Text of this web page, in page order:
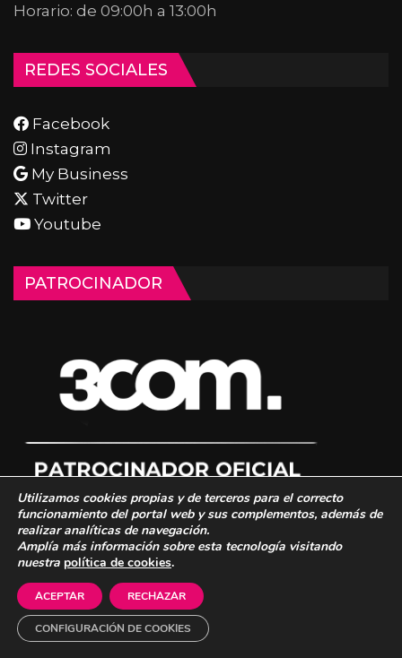
Horario: de 09:00h a 13:00h
REDES SOCIALES
Facebook
Instagram
My Business
Twitter
Youtube
PATROCINADOR
© 2026 - 3COM Squad. Todos los derechos reservados.
Mapa Web-Aviso Legal -Política de Cookies
Marketing
Utilizamos cookies propias y de terceros para el correcto
funcionamiento del portal web y sus complementos, además de
realizar analíticas de navegación.
Amplía más información sobre esta tecnología visitando
nuestra política de cookies.
ACEPTAR RECHAZAR
CONFIGURACIÓN DE COOKIES